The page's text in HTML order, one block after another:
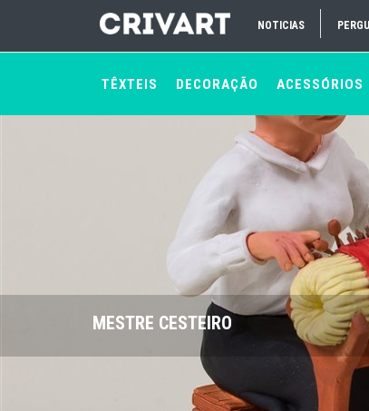
NOTICIAS
TÊXTEIS DECORAÇÃO ACESSÓRIOS
MESTRE CESTEIRO